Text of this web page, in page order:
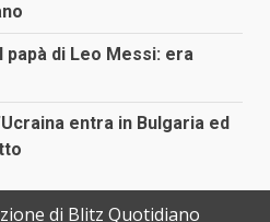
di Leo Messi: era
entra in Bulgaria ed
di Blitz Quotidiano